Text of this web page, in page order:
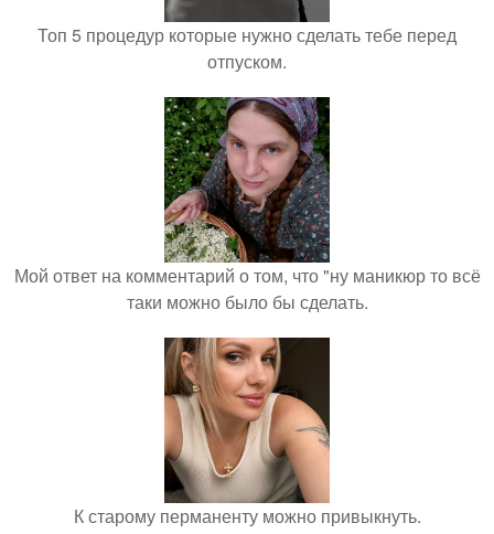
Топ 5 процедур которые нужно сделать тебе перед
отпуском.
Мой ответ на комментарий о том, что "ну маникюр то всё
таки можно было бы сделать.
К старому перманенту можно привыкнуть.